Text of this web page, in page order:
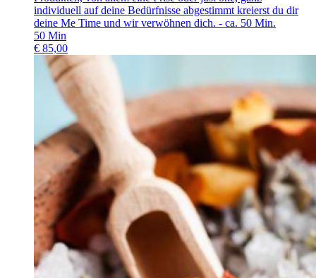
individuell auf deine Bedürfnisse abgestimmt kreierst du dir
deine Me Time und wir verwöhnen dich. - ca. 50 Min.
50 Min
€ 85,00